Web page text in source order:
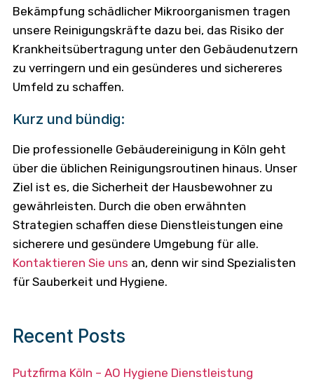
Bekämpfung schädlicher Mikroorganismen tragen
unsere Reinigungskräfte dazu bei, das Risiko der
Krankheitsübertragung unter den Gebäudenutzern
zu verringern und ein gesünderes und sichereres
Umfeld zu schaffen.
Kurz und bündig:
Die professionelle Gebäudereinigung in Köln geht
über die üblichen Reinigungsroutinen hinaus. Unser
Ziel ist es, die Sicherheit der Hausbewohner zu
gewährleisten. Durch die oben erwähnten
Strategien schaffen diese Dienstleistungen eine
sicherere und gesündere Umgebung für alle.
Kontaktieren Sie uns an, denn wir sind Spezialisten
für Sauberkeit und Hygiene.
Recent Posts
Putzfirma Köln – AO Hygiene Dienstleistung